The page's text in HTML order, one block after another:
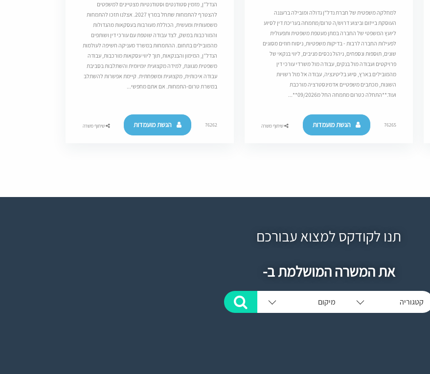
למחלקה משפטית של חברת נדל"ן גדולה ומובילה ברעננה
העוסקת בייזום וביצוע דרוש/ה טרום/מתמחה בעריכת דין לסיוע
ליועץ המשפטי של החברה במתן מעטפת משפטית ותפעולית
לפעילות החברה לרבות - בדיקות משפטיות, ניסוח חוזים מסוגים
שונים, תוספות ונספחים, ניהול נכסים מניבים, ליווי בנקאי של
פרויקטים ועבודה מול בנקים, עבודה מול משרדי עורכי דין
מהמובילים בארץ, סיוע בליטיגציה, עבודה אל מול רשויות
השונות, מכתבים משפטיים אדמינסטרציה מורכבת
ועוד.**התחלה כטרום מתמחה החל מ09/2026**...
76265 הגשת מועמדות שיתוף משרה
הנדל”ן, מזמין סטודנטים וסטודנטיות מצטיינים למשפטים
להצטרף להתמחות שתחל במרץ 2027. אצלנו תזכו להתמחות
משמעותית ומעשית, הכוללת מעורבות בעסקאות מהגדולות
והמורכבות במשק, לצד עבודה שוטפת עם עורכי דין ושותפים
מהמובילים בתחום. ההתמחות במשרד מעניקה חשיפה לעולמות
הנדל”ן, המימון והבנקאות, תוך ליווי עסקאות מורכבות, עבודה
משפטית מגוונת, למידה מקצועית יומיומית והשתלבות בסביבת
עבודה איכותית, מקצועית ומשפחתית. קיימת אפשרות להשתלב
במשרת טרום-התמחות. אם אתם מחפשי...
76262 הגשת מועמדות שיתוף משרה
תנו לקודקס למצוא עבורכם
את המשרה המושלמת ב-
קטגוריה מיקום